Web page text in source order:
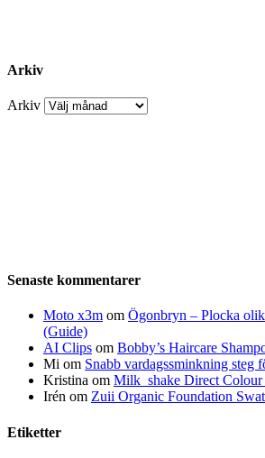
Arkiv
Arkiv
Senaste kommentarer
Moto x3m om Ögonbryn – Plocka
(Guide)
AI Clips om Bobby’s Haircare
Mi om Snabb vardagssminkning steg
Kristina om Milk_shake Direct Colour
Irén om Zuii Organic Foundation
Etiketter